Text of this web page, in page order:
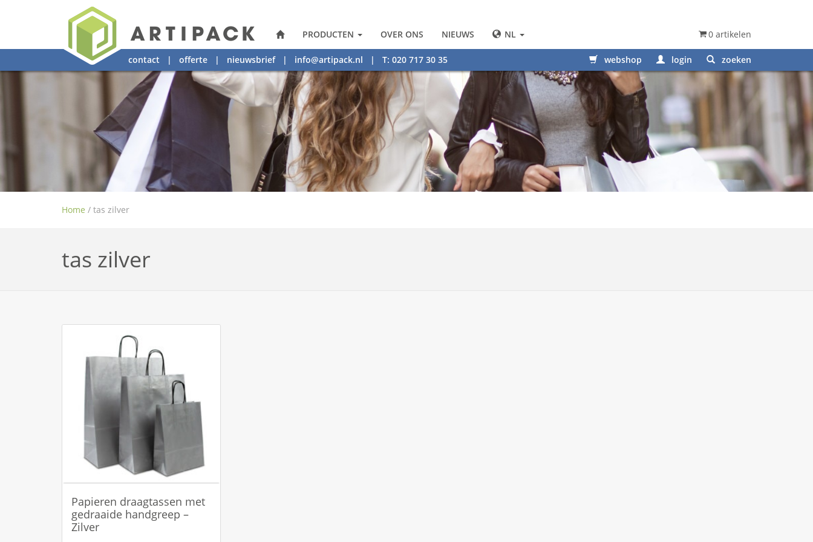
PRODUCTEN OVER ONS NIEUWS NL 0 artikelen
contact | offerte | nieuwsbrief| info@artipack.nl | T: 020 717 30 35 webshop login zoeken
Home / tas zilver
tas zilver
Papieren draagtassen met
gedraaide handgreep –
Zilver